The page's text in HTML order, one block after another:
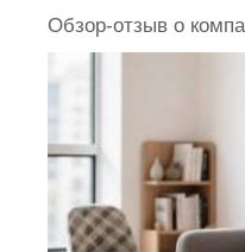
Обзор-отзыв о